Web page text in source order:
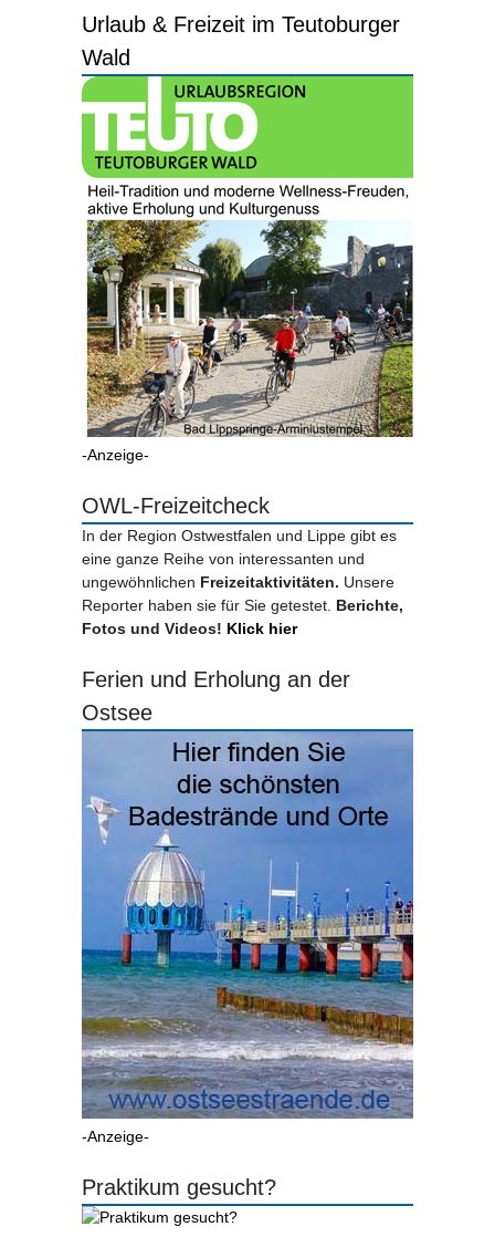
Urlaub & Freizeit im Teutoburger
Wald
-Anzeige-
OWL-Freizeitcheck
In der Region Ostwestfalen und Lippe gibt es
eine ganze Reihe von interessanten und
ungewöhnlichen Freizeitaktivitäten. Unsere
Reporter haben sie für Sie getestet. Berichte,
Fotos und Videos! Klick hier
Ferien und Erholung an der
Ostsee
-Anzeige-
Praktikum gesucht?